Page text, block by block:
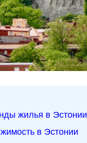
жилья в Эстонии
в Эстонии